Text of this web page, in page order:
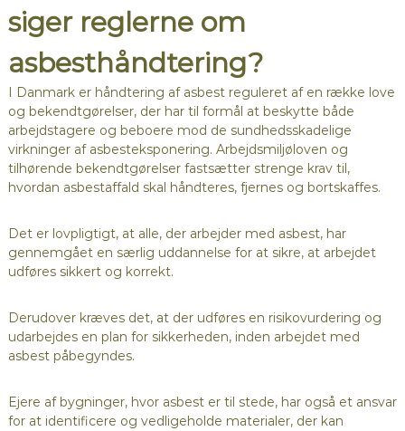
siger reglerne om
asbesthåndtering?
I Danmark er håndtering af asbest reguleret af en række love
og bekendtgørelser, der har til formål at beskytte både
arbejdstagere og beboere mod de sundhedsskadelige
virkninger af asbesteksponering. Arbejdsmiljøloven og
tilhørende bekendtgørelser fastsætter strenge krav til,
hvordan asbestaffald skal håndteres, fjernes og bortskaffes.
Det er lovpligtigt, at alle, der arbejder med asbest, har
gennemgået en særlig uddannelse for at sikre, at arbejdet
udføres sikkert og korrekt.
Derudover kræves det, at der udføres en risikovurdering og
udarbejdes en plan for sikkerheden, inden arbejdet med
asbest påbegyndes.
Ejere af bygninger, hvor asbest er til stede, har også et ansvar
for at identificere og vedligeholde materialer, der kan